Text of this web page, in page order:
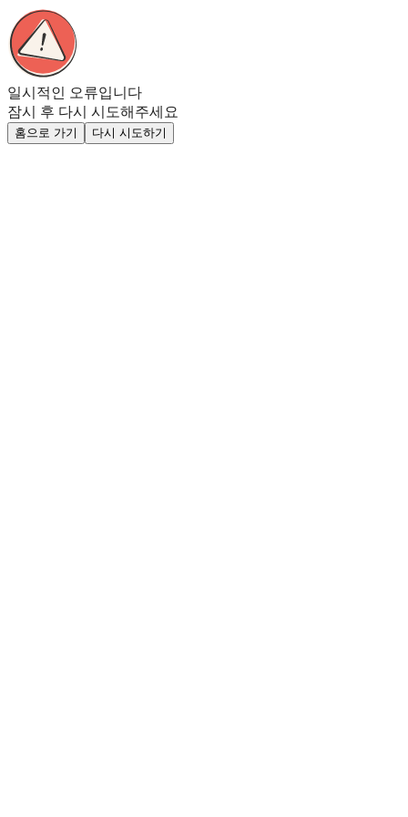
일시적인 오류입니다
잠시 후 다시 시도해주세요
홈으로 가기 다시 시도하기